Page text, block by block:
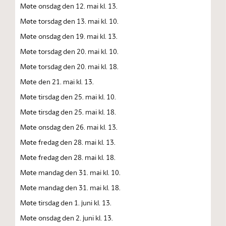
Møte onsdag den 12. mai kl. 13.
Møte torsdag den 13. mai kl. 10.
Møte onsdag den 19. mai kl. 13.
Møte torsdag den 20. mai kl. 10.
Møte torsdag den 20. mai kl. 18.
Møte den 21. mai kl. 13.
Møte tirsdag den 25. mai kl. 10.
Møte tirsdag den 25. mai kl. 18.
Møte onsdag den 26. mai kl. 13.
Møte fredag den 28. mai kl. 13.
Møte fredag den 28. mai kl. 18.
Møte mandag den 31. mai kl. 10.
Møte mandag den 31. mai kl. 18.
Møte tirsdag den 1. juni kl. 13.
Møte onsdag den 2. juni kl. 13.